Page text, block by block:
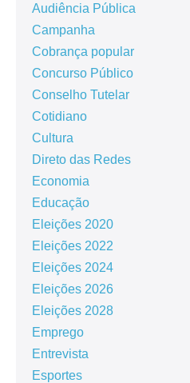
Audiência Pública
Campanha
Cobrança popular
Concurso Público
Conselho Tutelar
Cotidiano
Cultura
Direto das Redes
Economia
Educação
Eleições 2020
Eleições 2022
Eleições 2024
Eleições 2026
Eleições 2028
Emprego
Entrevista
Esportes